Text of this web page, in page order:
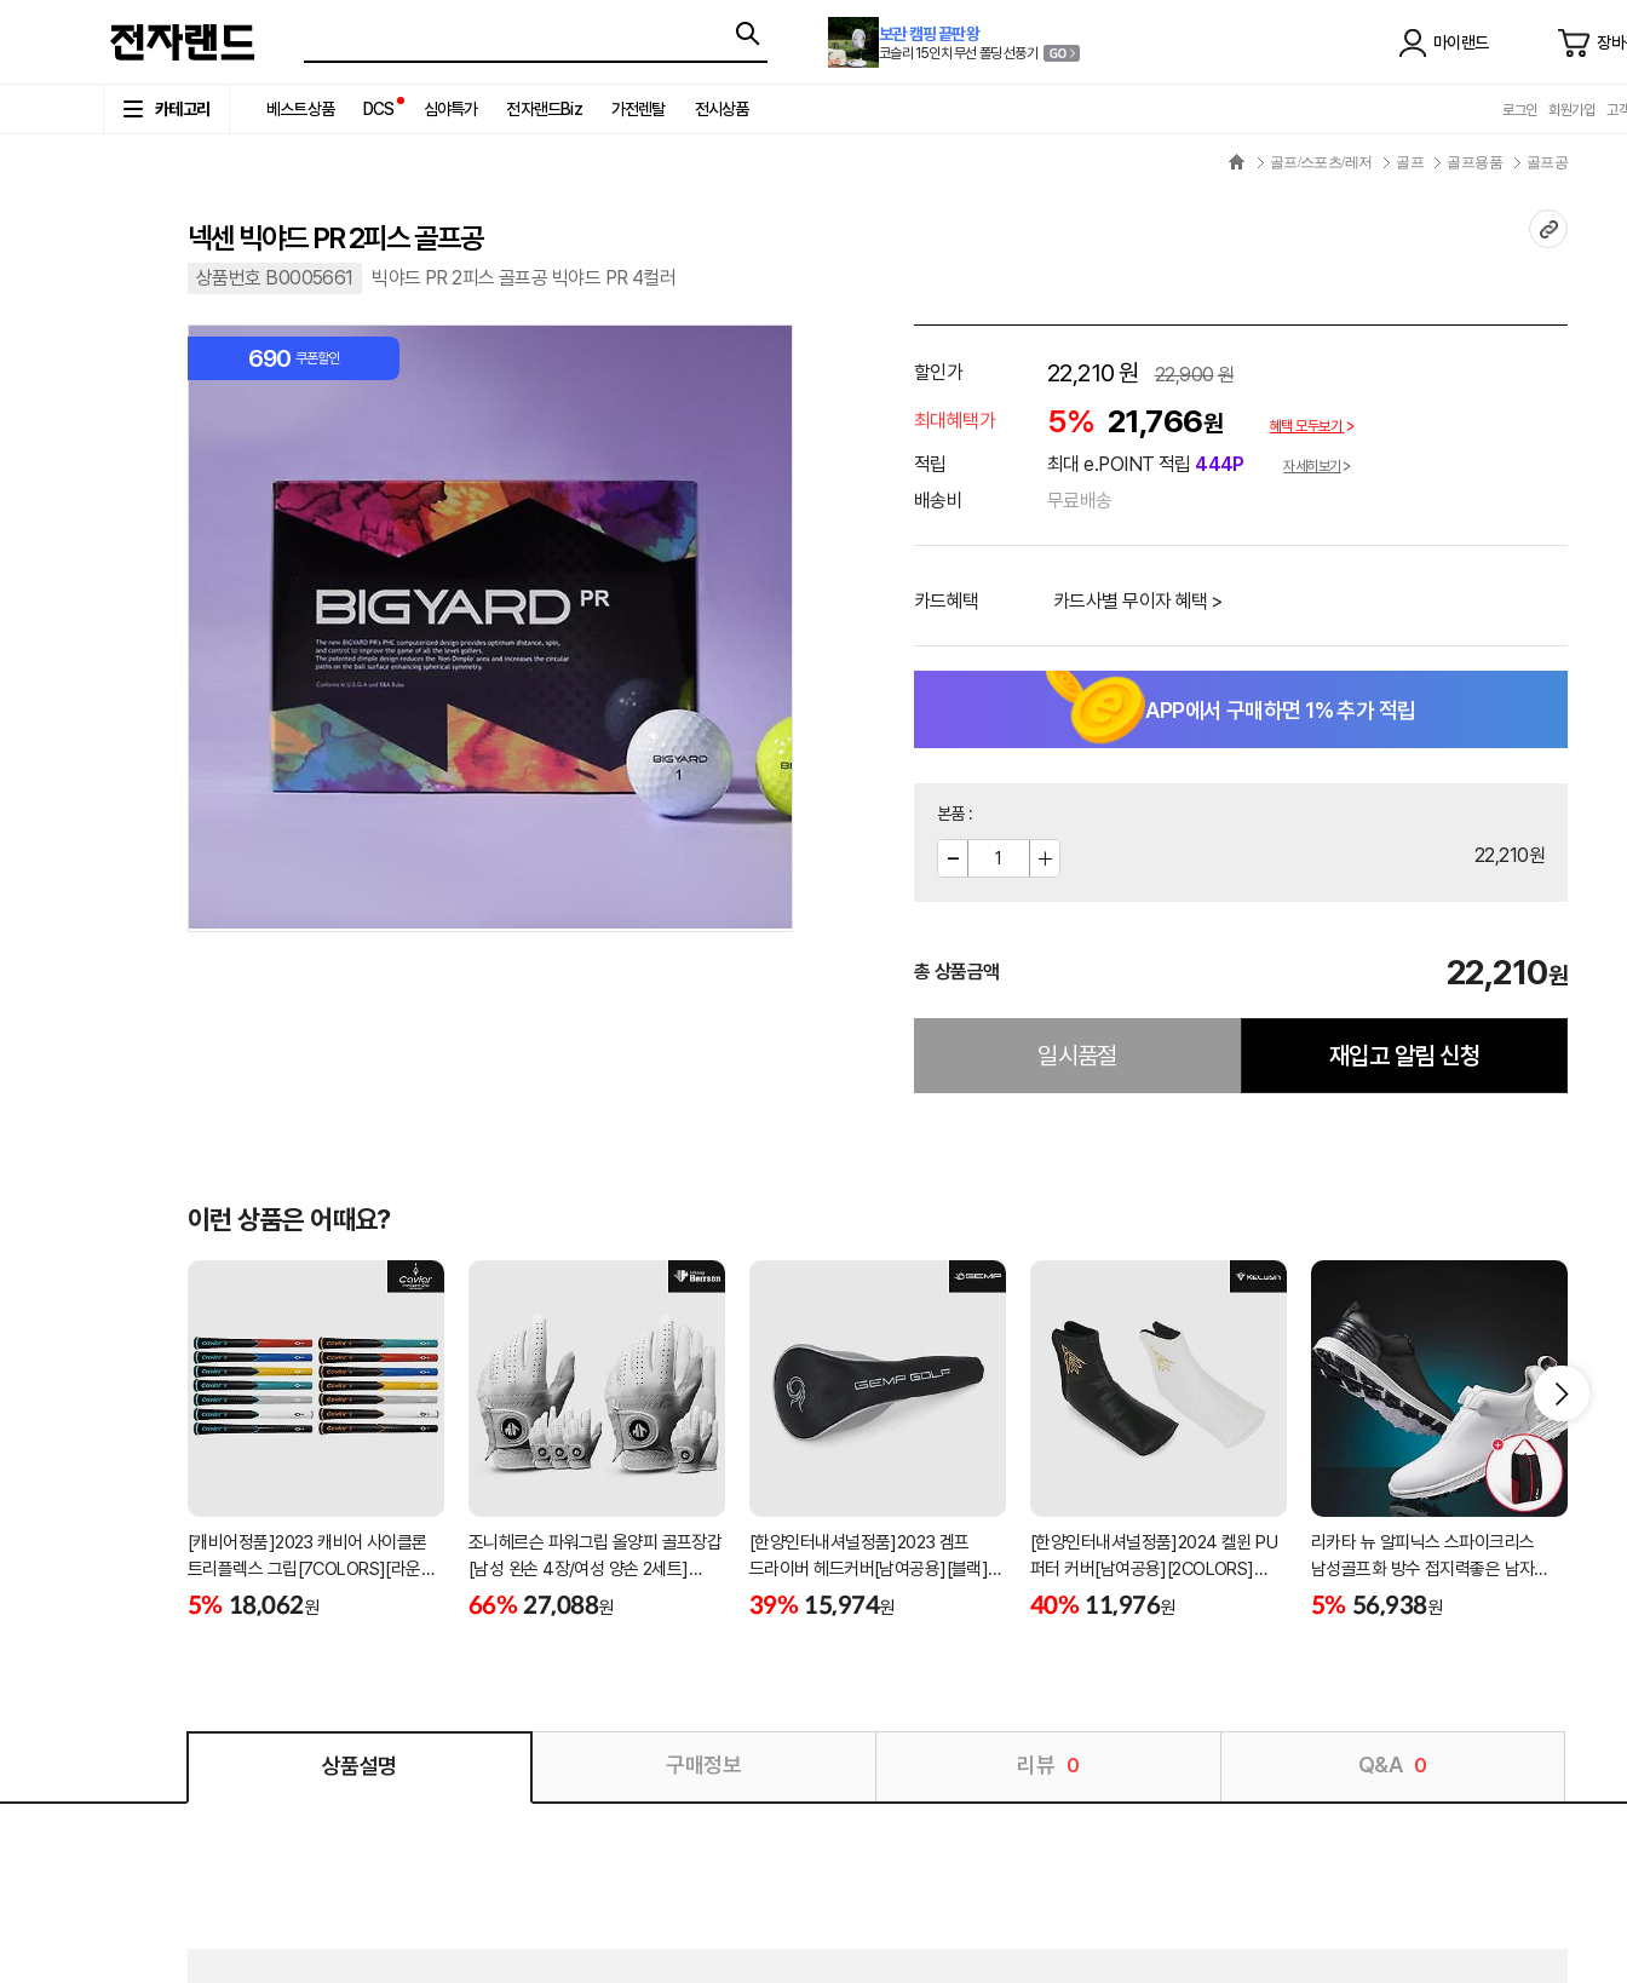
보관 캠핑 끝판왕
코슬리 15인치 무선 폴딩 선풍기
마이랜드 장
카테고리 베스트상품 DCS 심야특가 전자랜드Biz 가전렌탈 전시상품 로그인 회원가입 고
골프/스포츠/레저 골프 골프용품 골프공
넥센 빅야드 PR 2피스 골프공
상품번호 B0005661 빅야드 PR 2피스 골프공 빅야드 PR 4컬러
690 쿠폰할인
할인가 22,210원 22,900원
최대혜택가
5% 21,766원 혜택 모두보기
적립 최대 e.POINT 적립 444P 자세히보기
배송비 무료배송
카드혜택 카드사별 무이자 혜택 >
APP에서 구매하면 1% 추가 적립
본품:
22,210원
총 상품금액 22,210원
일시품절 재입고 알림 신청
이런 상품은 어때요?
[캐비어정품]2023 캐비어 사이클론
트리플렉스 그립[7COLORS][라운드]
[39g/42g/46g/50g][R/S 토크]
5% 18,062원
조니헤르슨 파워그립 올양피 골프장갑
[남성 왼손 4장/여성 양손 2세트]
[화이트][케이스포함]
66% 27,088원
[한양인터내셔널정품]2023 겜프
드라이버 헤드커버[남여공용][블랙]
[HD-302]
39% 15,974원
[한양인터내셔널정품]2024 켈윈 PU
퍼터 커버[남여공용][2COLORS]
[KW-PC320]
40% 11,976원
리카타 뉴 알피닉스 스파이크리스
남성골프화 방수 접지력좋은 남자
골프신발 C27102/신발가방제공
5% 56,938원
상품설명 구매정보 리뷰 0 Q&A 0